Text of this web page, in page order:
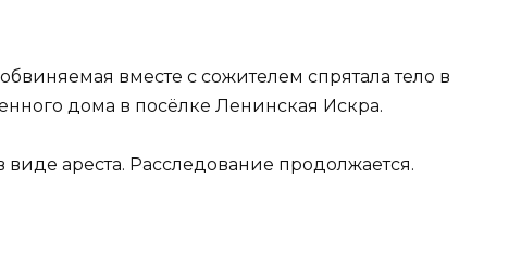
вместе с сожителем спрятала тело в
дома в посёлке Ленинская Искра.
ареста. Расследование продолжается.